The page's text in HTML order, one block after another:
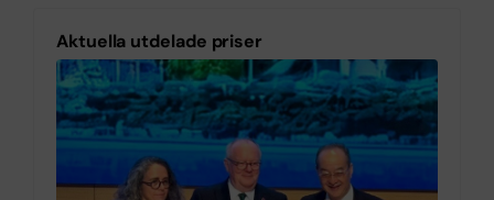
Aktuella utdelade priser